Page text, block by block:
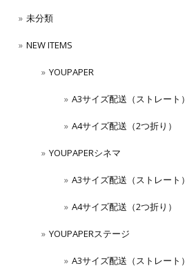
未分類
NEW ITEMS
YOUPAPER
A3サイズ配送（ストレート）
A4サイズ配送（2つ折り）
YOUPAPERシネマ
A3サイズ配送（ストレート）
A4サイズ配送（2つ折り）
YOUPAPERステージ
A3サイズ配送（ストレート）